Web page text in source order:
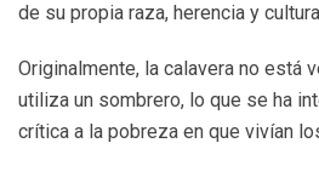
de su propia raza, herencia y
Originalmente, la calavera no está
utiliza un sombrero, lo que se ha
crítica a la pobreza en que vivían